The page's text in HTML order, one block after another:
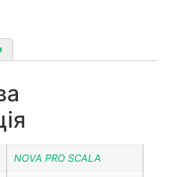
NOVA PRO SCALA